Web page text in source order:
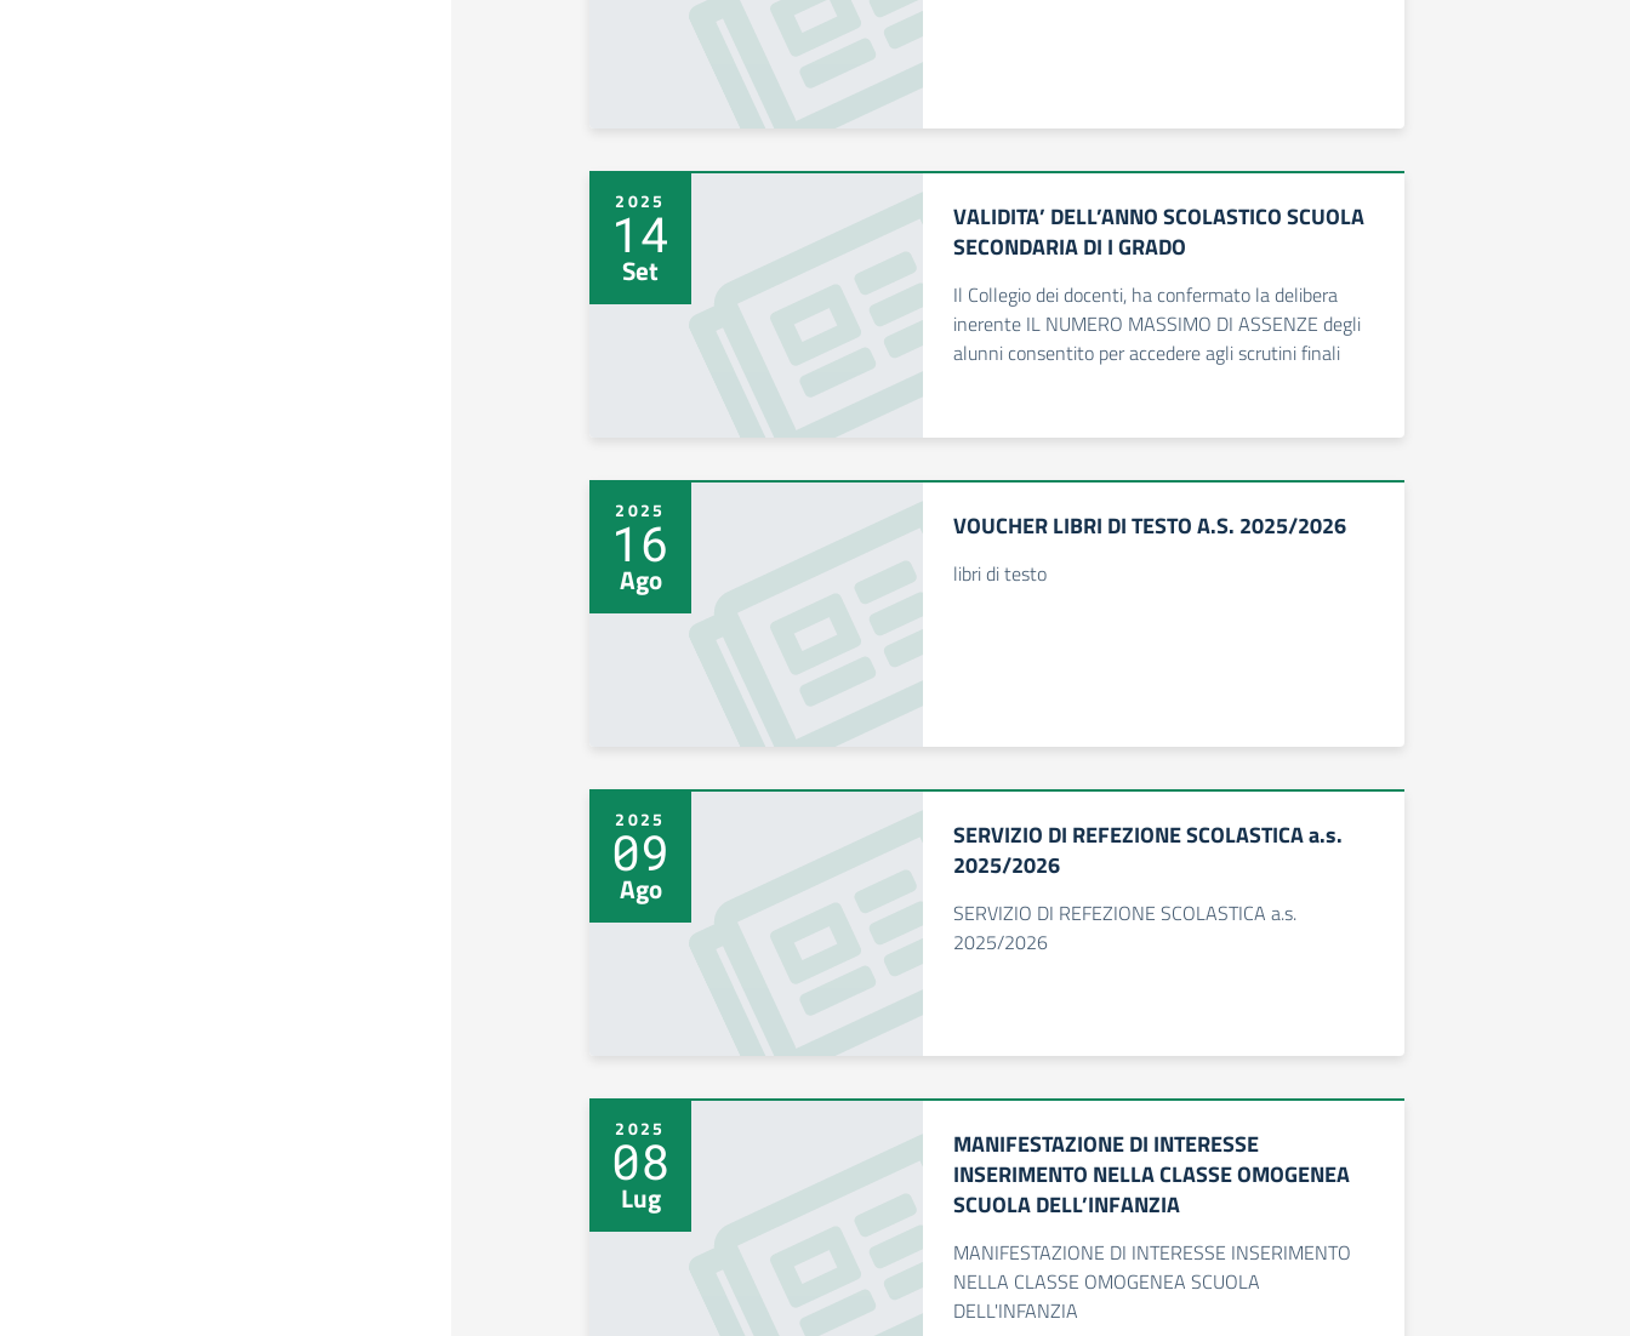
2025
14
Set
VALIDITA’ DELL’ANNO SCOLASTICO SCUOLA
SECONDARIA DI I GRADO
Il Collegio dei docenti, ha confermato la delibera
inerente IL NUMERO MASSIMO DI ASSENZE degli
alunni consentito per accedere agli scrutini finali
2025
16
Ago
VOUCHER LIBRI DI TESTO A.S. 2025/2026
libri di testo
2025
09
Ago
SERVIZIO DI REFEZIONE SCOLASTICA a.s.
2025/2026
SERVIZIO DI REFEZIONE SCOLASTICA a.s.
2025/2026
2025
08
Lug
MANIFESTAZIONE DI INTERESSE
INSERIMENTO NELLA CLASSE OMOGENEA
SCUOLA DELL’INFANZIA
MANIFESTAZIONE DI INTERESSE INSERIMENTO
NELLA CLASSE OMOGENEA SCUOLA
DELL'INFANZIA